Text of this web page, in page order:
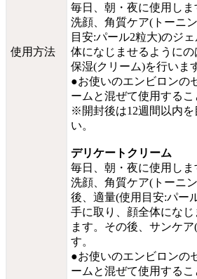
使用方法
毎日、朝・夜に使用しま
洗顔、角質ケア(トーニ
目安:パール2粒大)のジ
体になじませるようにの
保湿(クリーム)を行いま
●お使いのエンビロンの
ームと混ぜて使用するこ
※開封後は12週間以内
い。
デリケートクリーム
毎日、朝・夜に使用しま
洗顔、角質ケア(トーニ
後、適量(使用目安:パー
手に取り、顔全体にな
ます。その後、サンケ
す。
●お使いのエンビロンの
ームと混ぜて使用するこ